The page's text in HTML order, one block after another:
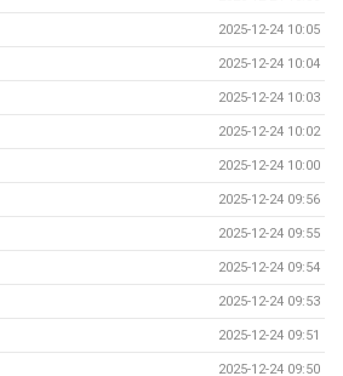
2025-12-24 10:05
2025-12-24 10:04
2025-12-24 10:03
2025-12-24 10:02
2025-12-24 10:00
2025-12-24 09:56
2025-12-24 09:55
2025-12-24 09:54
2025-12-24 09:53
2025-12-24 09:51
2025-12-24 09:50